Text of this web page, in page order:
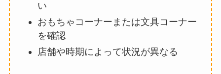
い
おもちゃコーナーまたは文具コーナー
を確認
店舗や時期によって状況が異なる